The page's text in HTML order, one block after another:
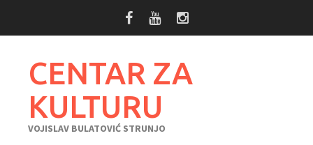
CENTAR ZA
KULTURU
VOJISLAV BULATOVIĆ STRUNJO